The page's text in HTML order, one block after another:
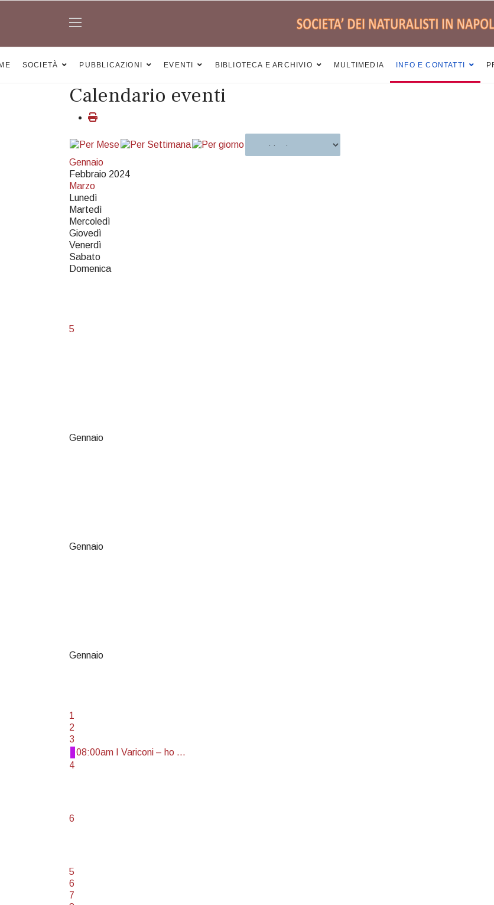
SOCIETÀ PUBBLICAZIONI EVENTI BIBLIOTECA E ARCHIVIO MULTIMEDIA INFO E CONTATTI
Calendario eventi
Gennaio
Febbraio 2024
Marzo
Lunedì
Martedì
Mercoledì
Giovedì
Venerdì
Sabato
Domenica
5
Gennaio
Gennaio
Gennaio
1
2
3
08:00am I Variconi – ho ...
4
6
5
6
7